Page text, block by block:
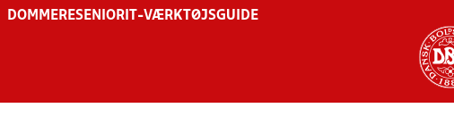
DOMMERESENIOR IT-VÆRKTØJSGUIDE